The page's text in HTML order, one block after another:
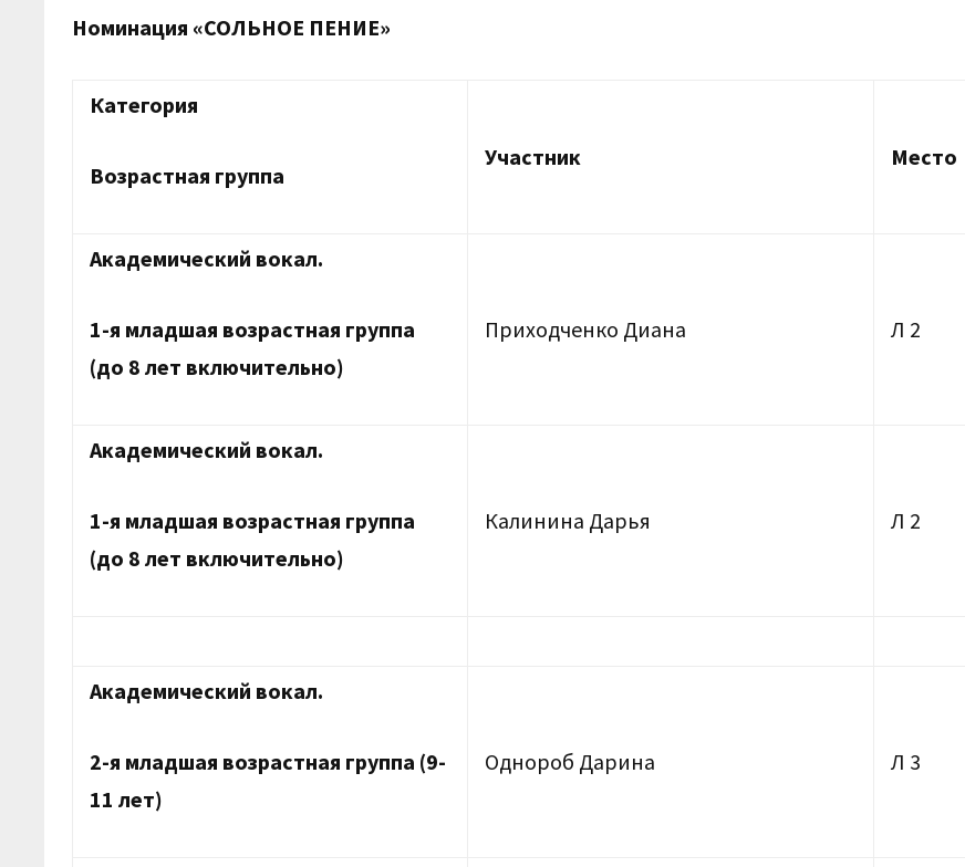
Номинация «СОЛЬНОЕ ПЕНИЕ»
Категория
Возрастная группа
Участник Место
Академический вокал.
1-я младшая возрастная группа
(до 8 лет включительно)
Приходченко Диана Л 2
Академический вокал.
1-я младшая возрастная группа
(до 8 лет включительно)
Калинина Дарья Л 2
Академический вокал.
2-я младшая возрастная группа (9-
11 лет)
Однороб Дарина Л 3